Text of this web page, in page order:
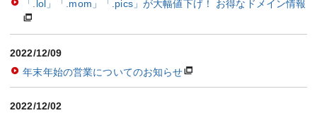
「.lol」「.mom」「.pics」が大幅値下げ！ お得なドメイン情報
2022/12/09
年末年始の営業についてのお知らせ
2022/12/02